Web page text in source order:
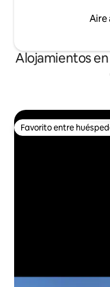
Aire
Alojamientos
Favorito entre
Favorito entre